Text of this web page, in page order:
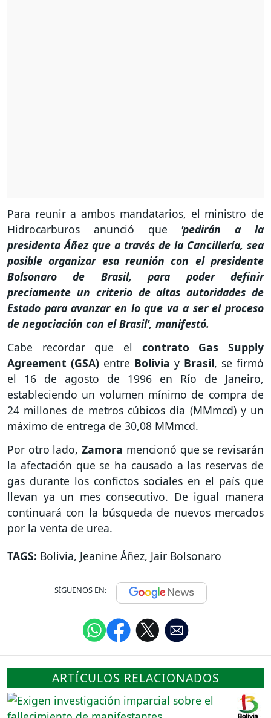
Para reunir a ambos mandatarios, el ministro de
Hidrocarburos anunció que 'pedirán a la
presidenta Áñez que a través de la Cancillería, sea
posible organizar esa reunión con el presidente
Bolsonaro de Brasil, para poder definir
preciamente un criterio de altas autoridades de
Estado para avanzar en lo que va a ser el proceso
de negociación con el Brasil', manifestó.
Cabe recordar que el contrato Gas Supply
Agreement (GSA) entre Bolivia y Brasil, se firmó
el 16 de agosto de 1996 en Río de Janeiro,
estableciendo un volumen mínimo de compra de
24 millones de metros cúbicos día (MMmcd) y un
máximo de entrega de 30,08 MMmcd.
Por otro lado,Zamora mencionó que se revisarán
la afectación que se ha causado a las reservas de
gas durante los confictos sociales en el país que
llevan ya un mes consecutivo. De igual manera
continuará con la búsqueda de nuevos mercados
por la venta de urea.
TAGS: Bolivia, Jeanine Áñez, Jair Bolsonaro
SÍGUENOS EN:
ARTÍCULOS RELACIONADOS